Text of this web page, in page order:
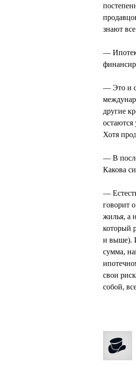
знают
—
— Это и
другие
остаются
Хотя
— В
Какова
—
говорит
жилья, а
который
и выше).
сумма,
свои
собой,